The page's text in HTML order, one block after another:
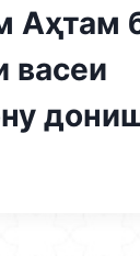
Аҳтам
васеи